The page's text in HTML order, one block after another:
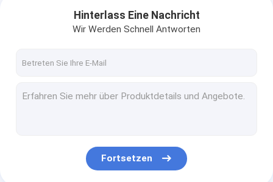
Hinterlass Eine Nachricht
Wir Werden Schnell Antworten
Fortsetzen